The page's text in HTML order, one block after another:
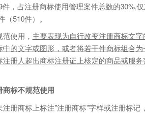
，占注册商标使用管理案件总数的30%,仅
（510件）。
使用， 主要表现为自行改变注册商标文
的文字或图形，或者将若干件商标组合
册人超出商标注册证上核定的商品或服
标不规范使用
商标上标注”注册商标”字样或注册标记